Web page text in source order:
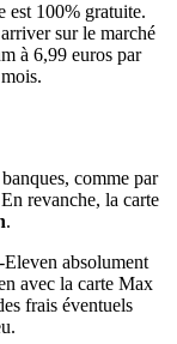
est 100% gratuite.
sur le marché
à 6,99 euros par
comme par
revanche, la carte
.
absolument
avec la carte Max
frais éventuels